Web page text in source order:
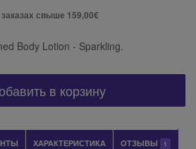
свыше 159,00€
Body Lotion - Sparkling.
в корзину
ХАРАКТЕРИСТИКА ОТЗЫВЫ 1